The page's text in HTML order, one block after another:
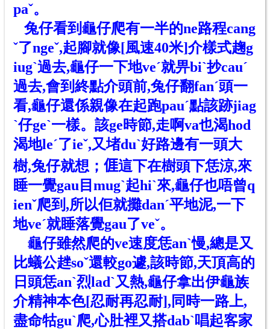
paˇ。
兔仔看到龜仔爬有一半的ne路程cang
ˇ了ngeˇ,起腳就像[風速40米]介樣式趜g
iugˋ過去,龜仔一下地veˊ就畀biˋ抄cauˊ
過去,會到終點介頭前,兔仔翻fanˊ頭一
看,龜仔還係親像在起跑pauˊ點該跡jiag
ˋ仔geˋ一樣。該ge時節,走啊va也渴hod
渴地leˊ了ieˇ,又堵duˋ好路邊有一頭大
樹,兔仔就想；𠊎這下在樹頭下恁涼,來
睡一覺gau目mugˋ起hiˋ來,龜仔也唔曾q
ienˇ爬到,所以佢就攤danˊ平地泥,一下
地veˊ就睡落覺gau了veˇ。
龜仔雖然爬的ve速度恁anˋ慢,總是又
比蟻公趖soˇ還較go遽,該時節,天頂高的
日頭恁anˋ烈ladˋ又熱,龜仔拿出伊龜族
介精神本色[忍耐再忍耐],同時一路上,
盡命牯guˋ爬,心肚裡又搭dabˋ唱起客家